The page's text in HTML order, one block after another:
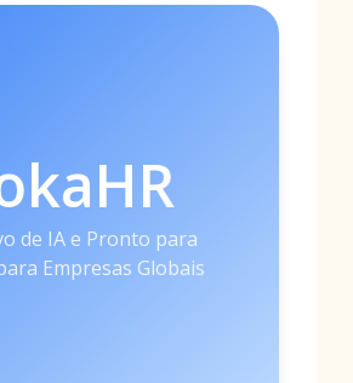
de IA e Pronto para
Empresas Globais